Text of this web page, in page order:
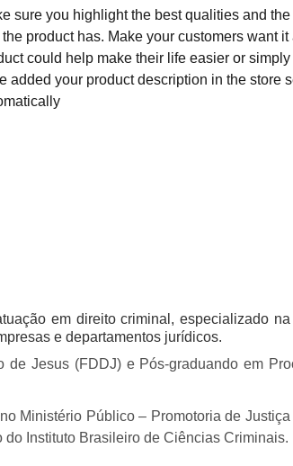
sure you highlight the best qualities and
the product has. Make your customers want
could help make their life easier or
added your product description in the store
em direito criminal, especializado
e departamentos jurídicos.
Jesus (FDDJ) e Pós-graduando em
Ministério Público – Promotoria de
Instituto Brasileiro de Ciências Criminais.